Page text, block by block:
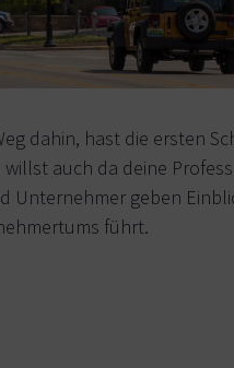
dahin, hast die ersten
auch da deine
Unternehmer geben
führt.